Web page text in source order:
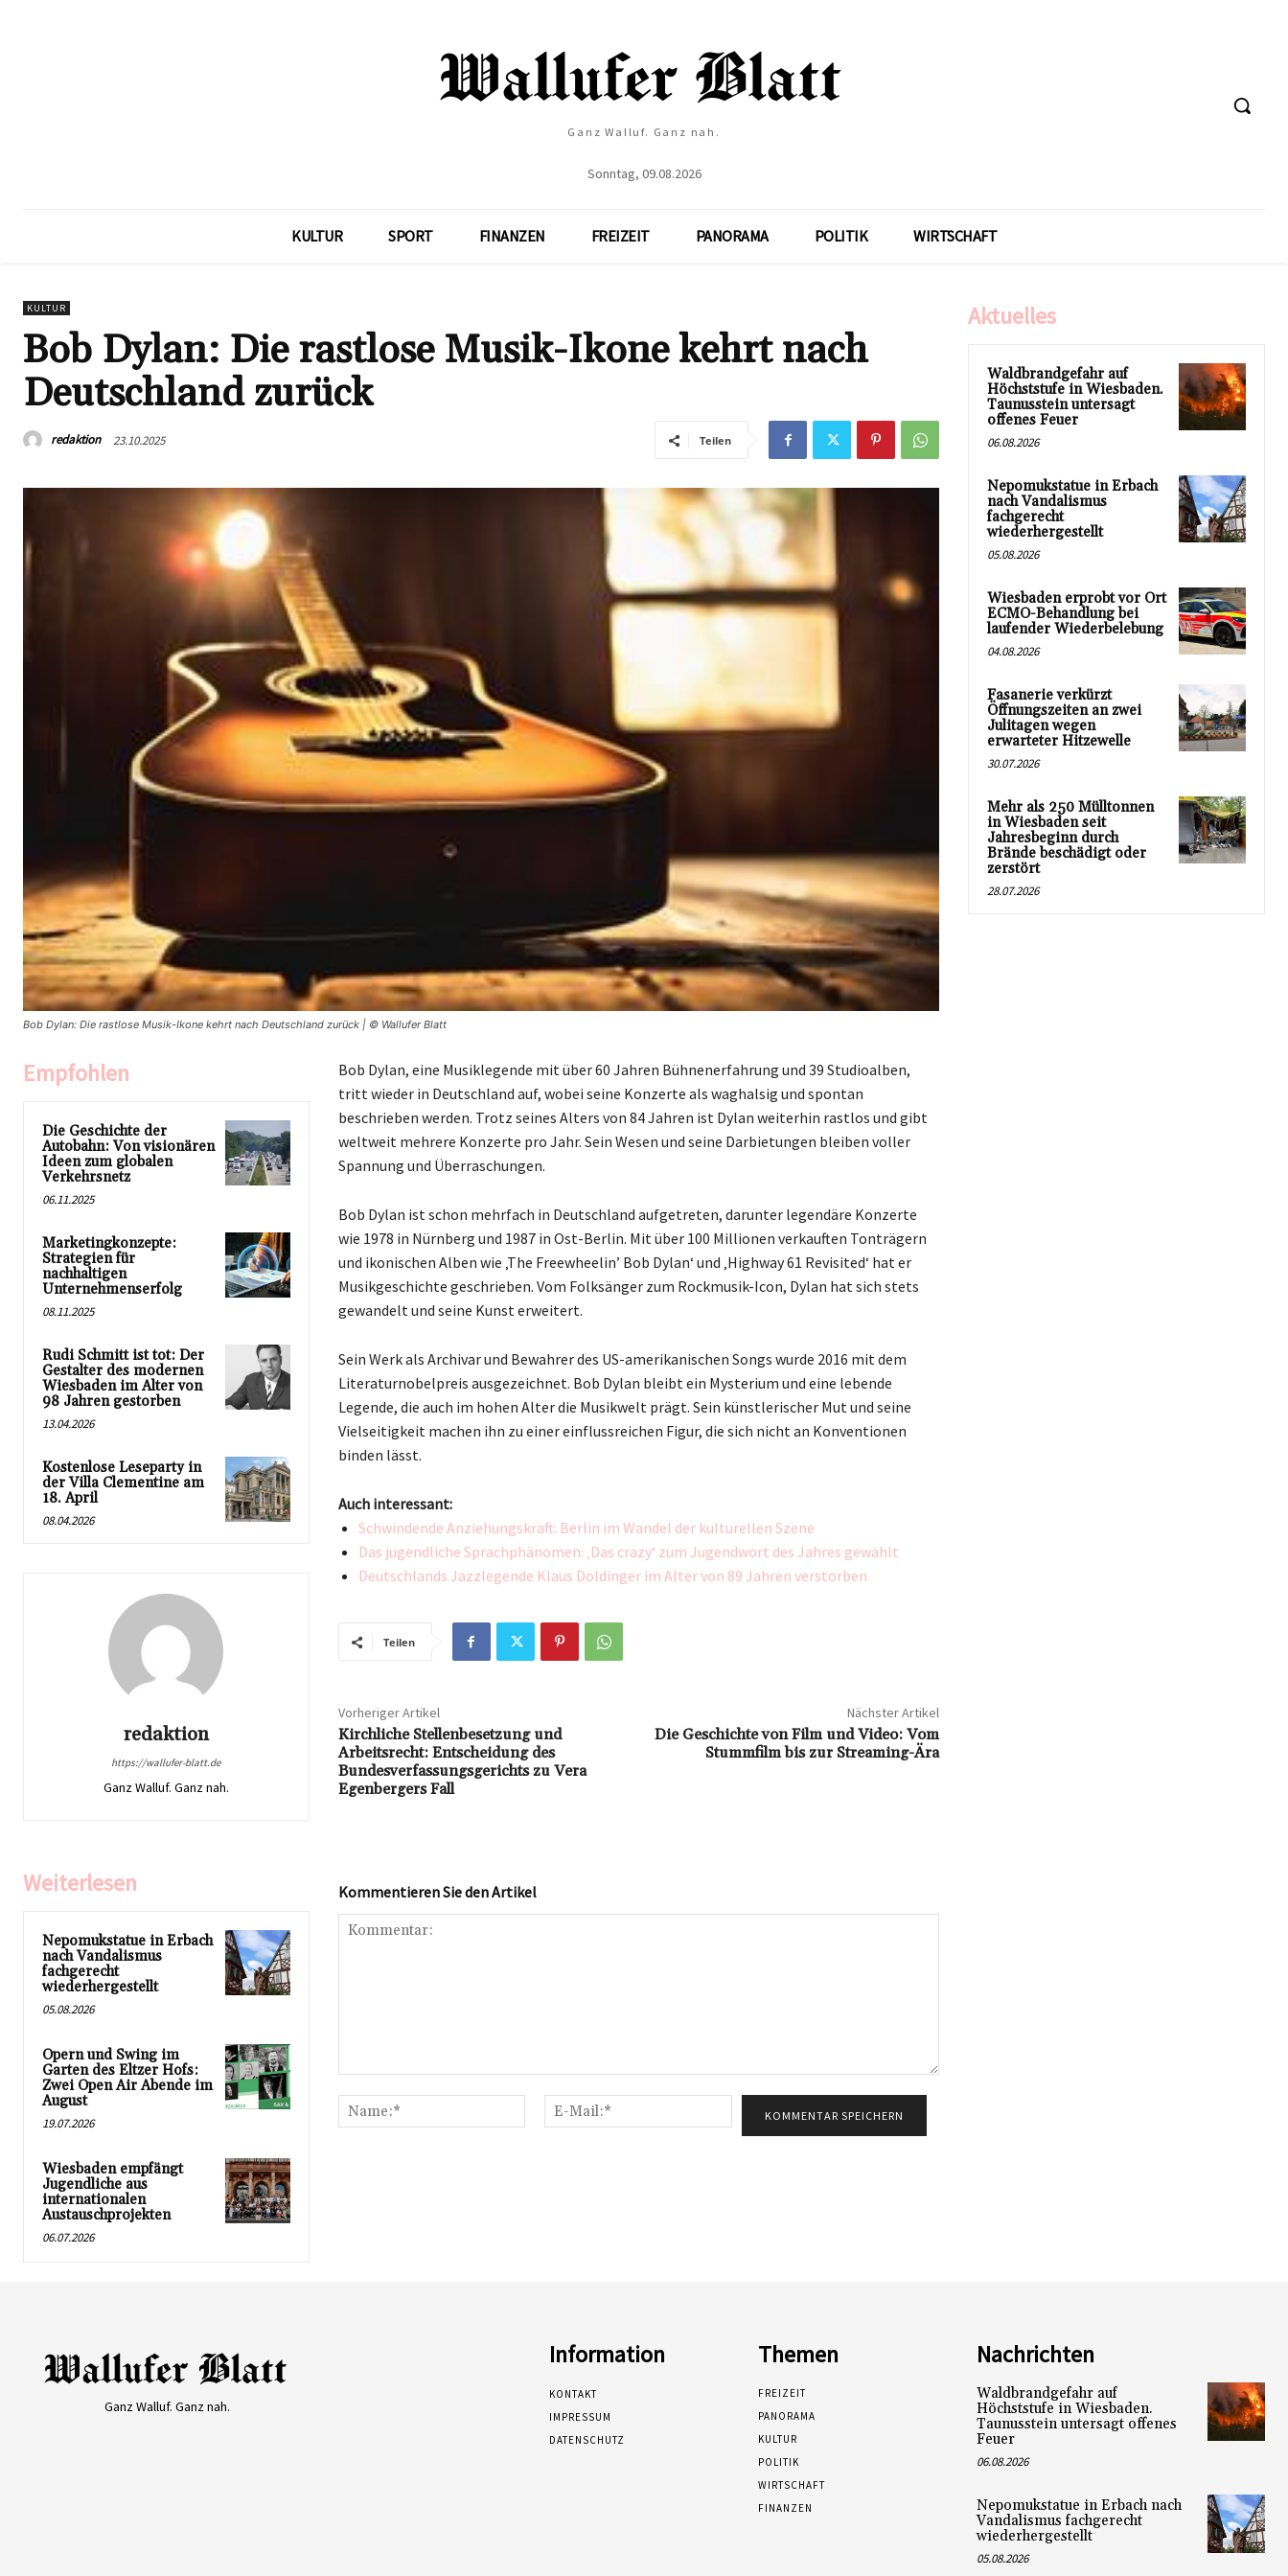
Ganz Walluf. Ganz nah.
Sonntag, 09.08.2026
KULTUR SPORT FINANZEN FREIZEIT PANORAMA POLITIK WIRTSCHAFT
KULTUR
Bob Dylan: Die rastlose Musik-Ikone kehrt nach
Deutschland zurück
redaktion 23.10.2025 Teilen
Bob Dylan: Die rastlose Musik-Ikone kehrt nach Deutschland zurück | © Wallufer Blatt
Empfohlen
Die Geschichte der
Autobahn: Von visionären
Ideen zum globalen
Verkehrsnetz
06.11.2025
Marketingkonzepte:
Strategien für
nachhaltigen
Unternehmenserfolg
08.11.2025
Rudi Schmitt ist tot: Der
Gestalter des modernen
Wiesbaden im Alter von
98 Jahren gestorben
13.04.2026
Kostenlose Leseparty in
der Villa Clementine am
18. April
08.04.2026
redaktion
https://wallufer-blatt.de
Ganz Walluf. Ganz nah.
Bob Dylan, eine Musiklegende mit über 60 Jahren Bühnenerfahrung und 39 Studioalben,
tritt wieder in Deutschland auf, wobei seine Konzerte als waghalsig und spontan
beschrieben werden. Trotz seines Alters von 84 Jahren ist Dylan weiterhin rastlos und gibt
weltweit mehrere Konzerte pro Jahr. Sein Wesen und seine Darbietungen bleiben voller
Spannung und Überraschungen.
Bob Dylan ist schon mehrfach in Deutschland aufgetreten, darunter legendäre Konzerte
wie 1978 in Nürnberg und 1987 in Ost-Berlin. Mit über 100 Millionen verkauften Tonträgern
und ikonischen Alben wie ‚The Freewheelin’ Bob Dylan‘ und ‚Highway 61 Revisited‘ hat er
Musikgeschichte geschrieben. Vom Folksänger zum Rockmusik-Icon, Dylan hat sich stets
gewandelt und seine Kunst erweitert.
Sein Werk als Archivar und Bewahrer des US-amerikanischen Songs wurde 2016 mit dem
Literaturnobelpreis ausgezeichnet. Bob Dylan bleibt ein Mysterium und eine lebende
Legende, die auch im hohen Alter die Musikwelt prägt. Sein künstlerischer Mut und seine
Vielseitigkeit machen ihn zu einer einflussreichen Figur, die sich nicht an Konventionen
binden lässt.
Auch interessant:
Schwindende Anziehungskraft: Berlin im Wandel der kulturellen Szene
Das jugendliche Sprachphänomen: ‚Das crazy‘ zum Jugendwort des Jahres gewählt
Deutschlands Jazzlegende Klaus Doldinger im Alter von 89 Jahren verstorben
Teilen
Vorheriger Artikel
Kirchliche Stellenbesetzung und
Arbeitsrecht: Entscheidung des
Bundesverfassungsgerichts zu Vera
Egenbergers Fall
Nächster Artikel
Die Geschichte von Film und Video: Vom
Stummfilm bis zur Streaming-Ära
Weiterlesen
Nepomukstatue in Erbach
nach Vandalismus
fachgerecht
wiederhergestellt
05.08.2026
Opern und Swing im
Garten des Eltzer Hofs:
Zwei Open Air Abende im
August
19.07.2026
Wiesbaden empfängt
Jugendliche aus
internationalen
Austauschprojekten
06.07.2026
Kommentieren Sie den Artikel
Name:*
Mail:*
Aktuelles
Waldbrandgefahr auf
Höchststufe in Wiesbaden.
Taunusstein untersagt
offenes Feuer
06.08.2026
Nepomukstatue in Erbach
nach Vandalismus
fachgerecht
wiederhergestellt
05.08.2026
Wiesbaden erprobt vor Ort
ECMO-Behandlung bei
laufender Wiederbelebung
04.08.2026
Fasanerie verkürzt
Öffnungszeiten an zwei
Julitagen wegen
erwarteter Hitzewelle
30.07.2026
Mehr als 250 Mülltonnen
in Wiesbaden seit
Jahresbeginn durch
Brände beschädigt oder
zerstört
28.07.2026
Ganz Walluf. Ganz nah.
Information
KONTAKT
IMPRESSUM
DATENSCHUTZ
Themen
FREIZEIT
PANORAMA
KULTUR
POLITIK
WIRTSCHAFT
FINANZEN
Nachrichten
Waldbrandgefahr auf
Höchststufe in Wiesbaden.
Taunusstein untersagt offenes
Feuer
06.08.2026
Nepomukstatue in Erbach nach
Vandalismus fachgerecht
wiederhergestellt
05.08.2026